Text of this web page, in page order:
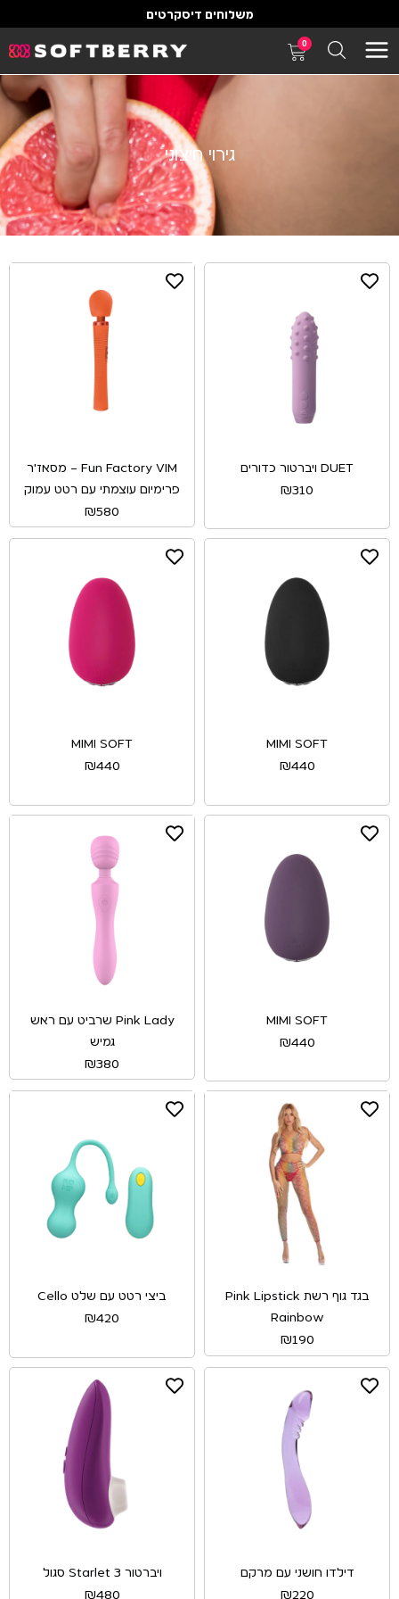
משלוחים דיסקרטים
0
גירוי חיצוני
DUET ויברטור כדורים
₪310
Fun Factory VIM – מסאז'ר
פרימיום עוצמתי עם רטט עמוק
₪580
MIMI SOFT
₪440
MIMI SOFT
₪440
MIMI SOFT
₪440
Pink Lady שרביט עם ראש
גמיש
₪380
בגד גוף רשת Pink Lipstick
Rainbow
₪190
ביצי רטט עם שלט Cello
₪420
דילדו חושני עם מרקם
₪220
ויברטור Starlet 3 סגול
₪480